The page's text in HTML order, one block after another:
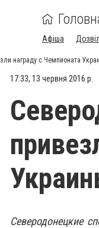
Афіша
награду с Чемпионата
17:33, 13 червня 2016 р.
Северодонецкие